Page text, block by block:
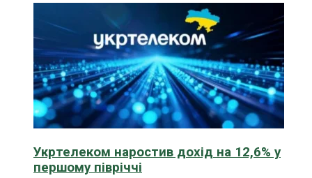
Укртелеком наростив дохід на 12,6% у
першому півріччі